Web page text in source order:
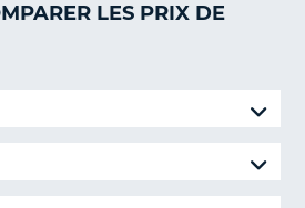
LES PRIX DE